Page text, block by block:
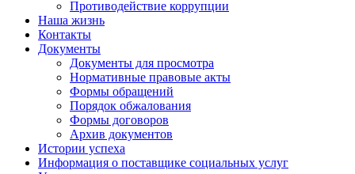
Противодействие коррупции
Наша жизнь
Контакты
Документы
Документы для просмотра
Нормативные правовые акты
Формы обращений
Порядок обжалования
Формы договоров
Архив документов
Истории успеха
Информация о поставщике социальных услуг